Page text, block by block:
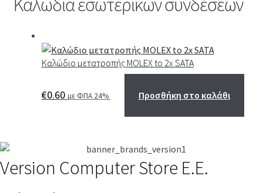
Καλώδιο μετατροπής MOLEX to 2x SATA
€0.60 με ΦΠΑ 24% Προσθήκη στο καλάθι
Version Computer Store Ε.Ε.